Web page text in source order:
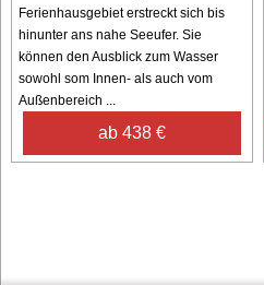
Ferienhausgebiet erstreckt sich bis
hinunter ans nahe Seeufer. Sie
können den Ausblick zum Wasser
sowohl som Innen- als auch vom
Außenbereich ...
ab 438 €